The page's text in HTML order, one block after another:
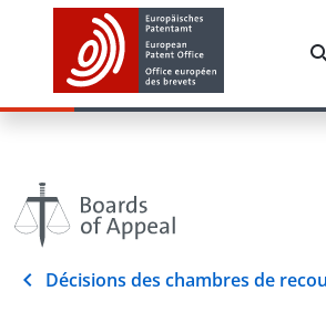
Décisions des chambres de